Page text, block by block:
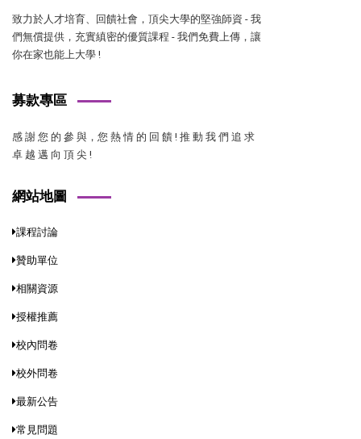
致力於人才培育、回饋社會，頂尖大學的堅強師資 - 我
們無償提供，充實縝密的優質課程 - 我們免費上傳，讓
你在家也能上大學 !
募款專區
感 謝 您 的 參 與，您 熱 情 的 回 饋 ! 推 動 我 們 追 求
卓 越 邁 向 頂 尖 !
網站地圖
課程討論
贊助單位
相關資源
授權推薦
校內問卷
校外問卷
最新公告
常見問題